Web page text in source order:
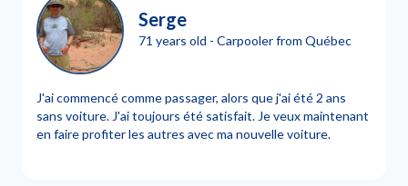
Serge
71 years old - Carpooler from Québec
J'ai commencé comme passager, alors que j'ai été 2 ans
sans voiture. J'ai toujours été satisfait. Je veux maintenant
en faire profiter les autres avec ma nouvelle voiture.